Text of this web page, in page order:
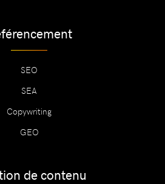
SEO
SEA
Copywriting
GEO
de contenu